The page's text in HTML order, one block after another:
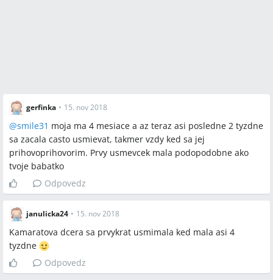
gerfinka • 15. nov 2018
@smile31 moja ma 4 mesiace a az teraz asi posledne 2 tyzdne
sa zacala casto usmievat, takmer vzdy ked sa jej
prihovoprihovorim. Prvy usmevcek mala podopodobne ako
tvoje babatko
Odpovedz
janulicka24 • 15. nov 2018
Kamaratova dcera sa prvykrat usmimala ked mala asi 4
tyzdne
Odpovedz